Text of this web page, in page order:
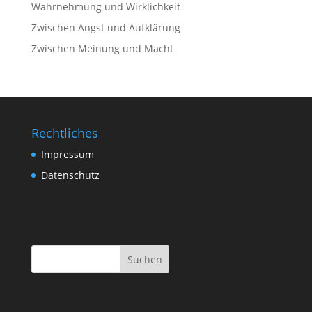
Wahrnehmung und Wirklichkeit
Zwischen Angst und Aufklärung
Zwischen Meinung und Macht
Rechtliches
Impressum
Datenschutz